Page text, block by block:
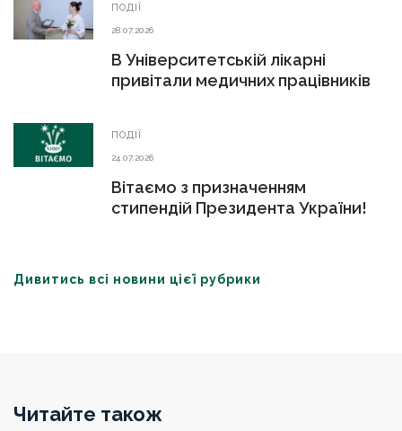
ПОДІЇ
28.07.2026
В Університетській лікарні
привітали медичних працівників
ПОДІЇ
24.07.2026
Вітаємо з призначенням
стипендій Президента України!
Дивитись всі новини цієї рубрики
Читайте також